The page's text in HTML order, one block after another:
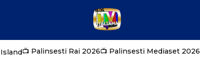
📺 Palinsesti Rai 2026📺 Palinsesti Mediaset 2026